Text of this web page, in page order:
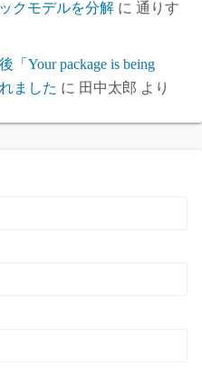
クモデルを分解 に 通りす
「Your package is being
ました に 田中太郎 より